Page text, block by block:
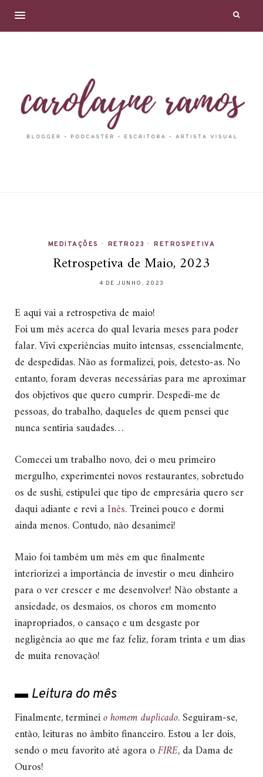
MEDITAÇÕES • RETRO23 • RETROSPETIVA
Retrospetiva de Maio, 2023
4 DE JUNHO, 2023
E aqui vai a retrospetiva de maio!
Foi um mês acerca do qual levaria meses para poder
falar. Vivi experiências muito intensas, essencialmente,
de despedidas. Não as formalizei, pois, detesto-as. No
entanto, foram deveras necessárias para me aproximar
dos objetivos que quero cumprir. Despedi-me de
pessoas, do trabalho, daqueles de quem pensei que
nunca sentiria saudades…
Comecei um trabalho novo, dei o meu primeiro
mergulho, experimentei novos restaurantes, sobretudo
os de sushi, estipulei que tipo de empresária quero ser
daqui adiante e revi aInês. Treinei pouco e dormi
ainda menos. Contudo, não desanimei!
Maio foi também um mês em que finalmente
interiorizei a importância de investir o meu dinheiro
para o ver crescer e me desenvolver! Não obstante a
ansiedade, os desmaios, os choros em momento
inapropriados, o cansaço e um desgaste por
negligência ao que me faz feliz, foram trinta e um dias
de muita renovação!
▬ Leitura do mês
Finalmente, termineio homem duplicado. Seguiram-se,
então, leituras no âmbito financeiro. Estou a ler dois,
sendo o meu favorito até agora oFIRE, da Dama de
Ouros!